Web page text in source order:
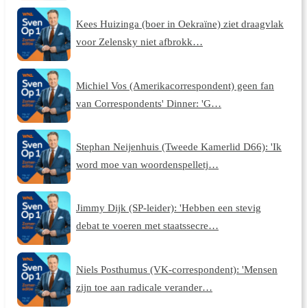
Kees Huizinga (boer in Oekraïne) ziet draagvlak
voor Zelensky niet afbrokk…
Michiel Vos (Amerikacorrespondent) geen fan
van Correspondents' Dinner: 'G…
Stephan Neijenhuis (Tweede Kamerlid D66): 'Ik
word moe van woordenspelletj…
Jimmy Dijk (SP-leider): 'Hebben een stevig
debat te voeren met staatssecre…
Niels Posthumus (VK-correspondent): 'Mensen
zijn toe aan radicale verander…